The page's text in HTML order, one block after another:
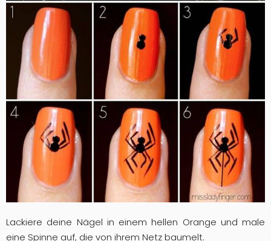
Lackiere deine Nägel in einem hellen Orange und male
eine Spinne auf, die von ihrem Netz baumelt.